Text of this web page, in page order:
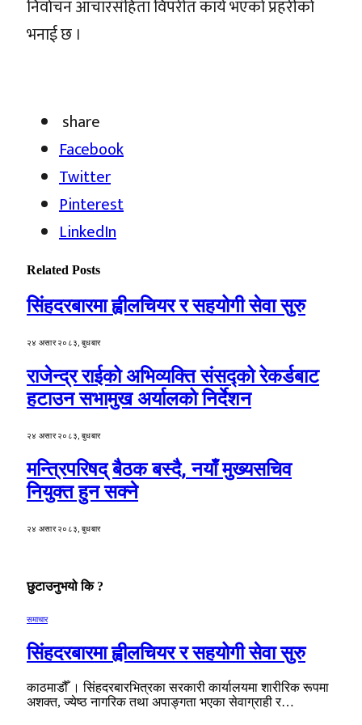
निर्वाचन आचारसंहिता विपरीत कार्य भएको प्रहरीको
भनाई छ ।
share
Facebook
Twitter
Pinterest
LinkedIn
Related Posts
सिंहदरबारमा ह्वीलचियर र सहयोगी सेवा सुरु
२४ असार २०८३, बुधबार
राजेन्द्र राईको अभिव्यक्ति संसद्को रेकर्डबाट
हटाउन सभामुख अर्यालको निर्देशन
२४ असार २०८३, बुधबार
मन्त्रिपरिषद् बैठक बस्दै, नयाँ मुख्यसचिव
नियुक्त हुन सक्ने
२४ असार २०८३, बुधबार
छुटाउनुभयो कि ?
समाचार
सिंहदरबारमा ह्वीलचियर र सहयोगी सेवा सुरु
काठमाडौँ । सिंहदरबारभित्रका सरकारी कार्यालयमा शारीरिक रूपमा
अशक्त, ज्येष्ठ नागरिक तथा अपाङ्गता भएका सेवाग्राही र…